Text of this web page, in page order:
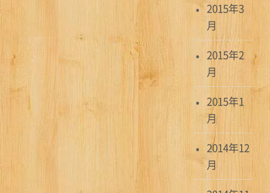
2015年3
月
2015年2
月
2015年1
月
2014年12
月